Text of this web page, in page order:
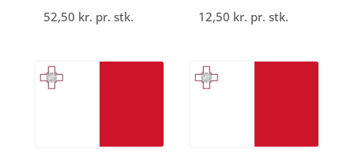
52,50 kr. pr. stk. 12,50 kr. pr. stk.